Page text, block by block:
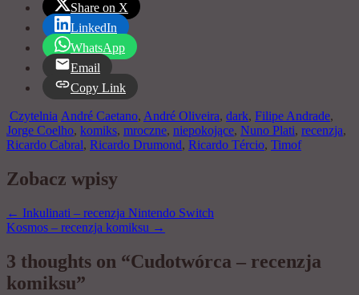
Share on X
LinkedIn
WhatsApp
Email
Copy Link
Czytelnia André Caetano, André Oliveira, dark, Filipe Andrade,
Jorge Coelho, komiks, mroczne, niepokojące, Nuno Plati, recenzja,
Ricardo Cabral, Ricardo Drumond, Ricardo Tércio, Timof
Zobacz wpisy
← Inkulinati – recenzja Nintendo Switch
Kosmos – recenzja komiksu →
3 thoughts on “Cudotwórca – recenzja
komiksu”